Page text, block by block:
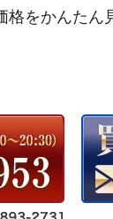
をかんたん